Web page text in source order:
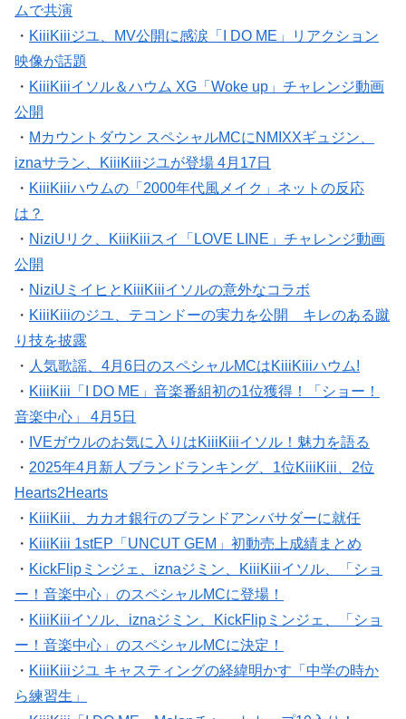
ムで共演
・ KiiiKiiiジユ、MV公開に感涙「I DO ME」リアクション
映像が話題
・ KiiiKiiiイソル＆ハウム XG「Woke up」チャレンジ動画
公開
・ Mカウントダウン スペシャルMCにNMIXXギュジン、
iznaサラン、KiiiKiiiジユが登場 4月17日
・ KiiiKiiiハウムの「2000年代風メイク」ネットの反応
は？
・ NiziUリク、KiiiKiiiスイ「LOVE LINE」チャレンジ動画
公開
・ NiziUミイヒとKiiiKiiiイソルの意外なコラボ
・ KiiiKiiiのジユ、テコンドーの実力を公開 キレのある蹴
り技を披露
・ 人気歌謡、4月6日のスペシャルMCはKiiiKiiiハウム!
・ KiiiKiii「I DO ME」音楽番組初の1位獲得！「ショー！
音楽中心」 4月5日
・ IVEガウルのお気に入りはKiiiKiiiイソル！魅力を語る
・ 2025年4月新人ブランドランキング、1位KiiiKiii、2位
Hearts2Hearts
・ KiiiKiii、カカオ銀行のブランドアンバサダーに就任
・ KiiiKiii 1stEP「UNCUT GEM」初動売上成績まとめ
・ KickFlipミンジェ、iznaジミン、KiiiKiiiイソル、「ショ
ー！音楽中心」のスペシャルMCに登場！
・ KiiiKiiiイソル、iznaジミン、KickFlipミンジェ、「ショ
ー！音楽中心」のスペシャルMCに決定！
・ KiiiKiiiジユ キャスティングの経緯明かす「中学の時か
ら練習生」